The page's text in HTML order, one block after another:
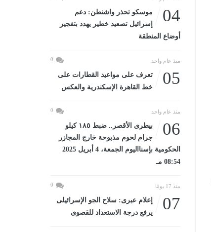
04
موسكو تحذر واشنطن: دعم
إسرائيل تصعيد خطير يهدد بتفجير
أوضاع المنطقة
منذ عام واحد 0
05
تعرف على مواعيد القطارات على
خط القاهرة الإسكندرية والعكس
منذ عام واحد 0
06
بيطرى الأقصر.. ضبط ١٨٥ كيلو
جرام لحوم مذبوحة خارج المجازر
الحكومية بإسنااليوم الجمعة، 4 أبريل 2025
08:54 مـ
منذ 17 يومًا 0
07
إعلام عبرى: سلاح الجو الإسرائيلى
يرفع درجة الاستعداد للقصوى